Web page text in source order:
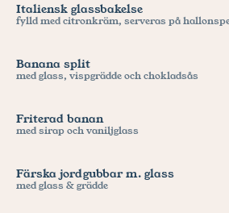
Italiensk glassbakelse
fylld med citronkräm, serveras på
Banana split
med glass, vispgrädde och chokladsås
Friterad banan
med sirap och vaniljglass
Färska jordgubbar m. glass
med glass & grädde